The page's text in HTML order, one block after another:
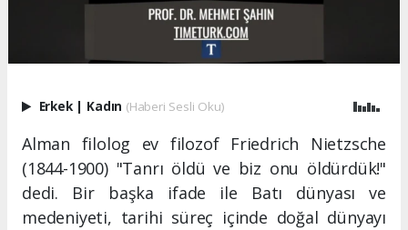
Erkek | Kadın (Haberi Sesli Oku)
Alman filolog ev filozof Friedrich Nietzsche
(1844-1900) "Tanrı öldü ve biz onu öldürdük!"
dedi. Bir başka ifade ile Batı dünyası ve
medeniyeti, tarihi süreç içinde doğal dünyayı